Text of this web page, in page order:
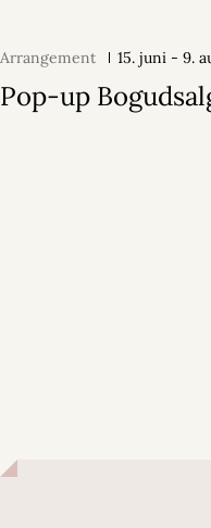
Arrangement 15. juni - 9.
Pop-up